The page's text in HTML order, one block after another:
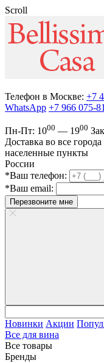
Scroll
Телефон в Москве: +7
WhatsApp +7 966 075-
Пн-Пт: 1000 — 1900
Доставка во все города
населенные пункты
России
*Ваш телефон:
*Ваш email:
Перезвоните мне
Новинки Акции
Все для вина
Все товары
Бренды